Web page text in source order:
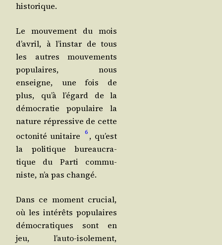
historique.
Le mou­ve­ment du mois
d’a­vril, à l’ins­tar de tous
les autres mou­ve­ments
popu­laires, nous
enseigne, une fois de
plus, qu’à l’é­gard de la
démo­cra­tie popu­laire la
nature répres­sive de cette
octo­ni­té uni­taire 6 , qu’est
la poli­tique bureau­cra­
tique du Par­ti com­mu­
niste, n’a pas changé.
Dans ce moment cru­cial,
où les inté­rêts popu­laires
démo­cra­tiques sont en
jeu, l’au­to-iso­le­ment,